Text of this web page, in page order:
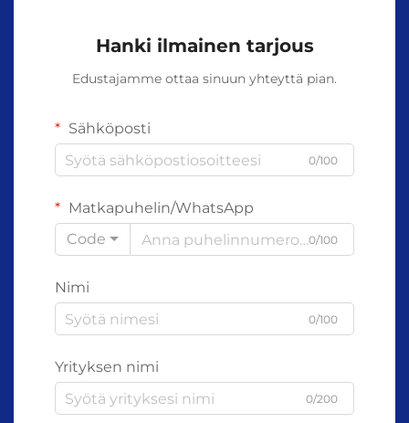
Hanki ilmainen tarjous
Edustajamme ottaa sinuun yhteyttä pian.
Sähköposti
0/100
Matkapuhelin/WhatsApp
Code
0/100
Nimi
0/100
Yrityksen nimi
0/200